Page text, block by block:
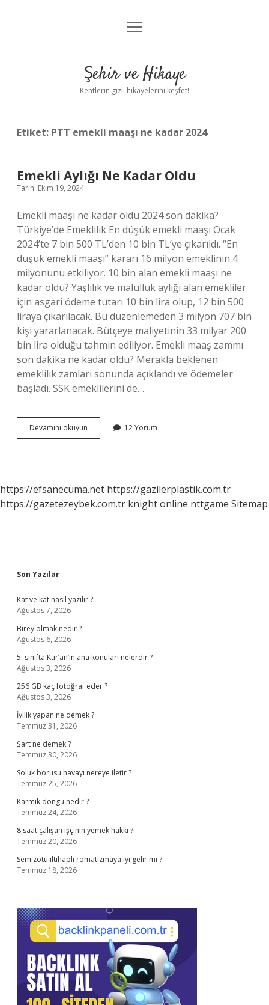
Anasayfa
Yasal Uyarı
menüyü
Şehir ve Hikaye
Kentlerin gizli hikayelerini keşfet!
Etiket: PTT emekli maaşı ne kadar 2024
Emekli Aylığı Ne Kadar Oldu
Tarih: Ekim 19, 2024
Emekli maaşı ne kadar oldu 2024 son dakika?
Türkiye’de Emeklilik En düşük emekli maaşı Ocak
2024’te 7 bin 500 TL’den 10 bin TL’ye çıkarıldı. “En
düşük emekli maaşı” kararı 16 milyon emeklinin 4
milyonunu etkiliyor. 10 bin alan emekli maaşı ne
kadar oldu? Yaşlılık ve malullük aylığı alan emekliler
için asgari ödeme tutarı 10 bin lira olup, 12 bin 500
liraya çıkarılacak. Bu düzenlemeden 3 milyon 707 bin
kişi yararlanacak. Bütçeye maliyetinin 33 milyar 200
bin lira olduğu tahmin ediliyor. Emekli maaş zammı
son dakika ne kadar oldu? Merakla beklenen
emeklilik zamları sonunda açıklandı ve ödemeler
başladı. SSK emeklilerini de…
Devamını okuyun
Aylığı
12 Yorum
https://efsanecuma.net https://gazilerplastik.com.tr
https://gazetezeybek.com.tr knight online nttgame Sitemap
Sidebar
Son Yazılar
Kat ve kat nasıl yazılır ?
Ağustos 7, 2026
Birey olmak nedir ?
Ağustos 6, 2026
5. sınıfta Kur’an’ın ana konuları nelerdir ?
Ağustos 3, 2026
256 GB kaç fotoğraf eder ?
Ağustos 3, 2026
İyilik yapan ne demek ?
Temmuz 31, 2026
Şart ne demek ?
Temmuz 30, 2026
Soluk borusu havayı nereye iletir ?
Temmuz 25, 2026
Karmik döngü nedir ?
Temmuz 24, 2026
8 saat çalışan işçinin yemek hakkı ?
Temmuz 20, 2026
Semizotu iltihaplı romatizmaya iyi gelir mi ?
Temmuz 18, 2026